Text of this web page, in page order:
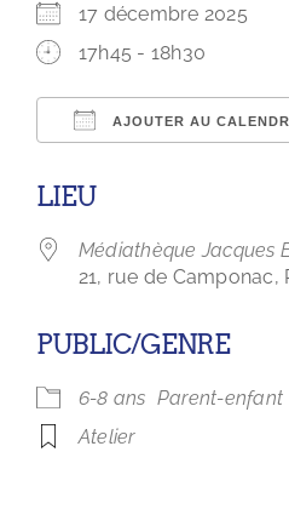
17 décembre 2025
17h45 - 18h30
AJOUTER AU
LIEU
Médiathèque Jacques
21, rue de Camponac,
PUBLIC/GENRE
6-8 ans Parent-enfant
Atelier